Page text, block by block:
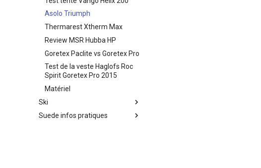
Asolo Triumph
Thermarest Xtherm Max
Review MSR Hubba HP
Goretex Paclite vs Goretex Pro
Test de la veste Haglofs Roc
Spirit Goretex Pro 2015
Matériel
Ski
Suede infos pratiques